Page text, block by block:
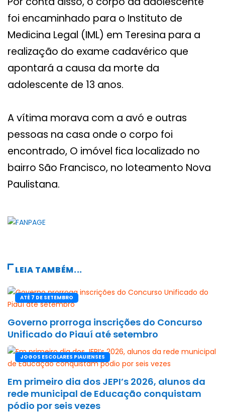
foi encaminhado para o Instituto de
Medicina Legal (IML) em Teresina para a
realização do exame cadavérico que
apontará a causa da morte da
adolescente de 13 anos.
A vítima morava com a avó e outras
pessoas na casa onde o corpo foi
encontrado, O imóvel fica localizado no
bairro São Francisco, no loteamento Nova
Paulistana.
LEIA TAMBÉM...
ATÉ 7 DE SETEMBRO
Governo prorroga inscrições do Concurso
Unificado do Piauí até setembro
JOGOS ESCOLARES PIAUIENSES
Em primeiro dia dos JEPI’s 2026, alunos da
rede municipal de Educação conquistam
pódio por seis vezes